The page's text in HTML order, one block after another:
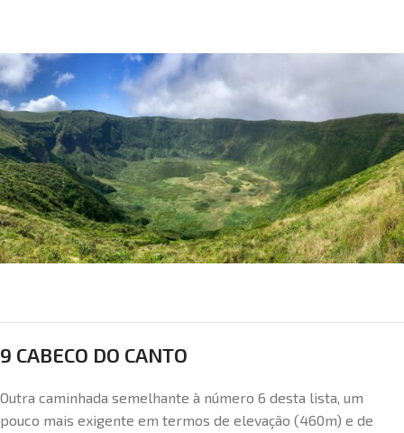
9 CABECO DO CANTO
Outra caminhada semelhante à número 6 desta lista, um
pouco mais exigente em termos de elevação (460m) e de